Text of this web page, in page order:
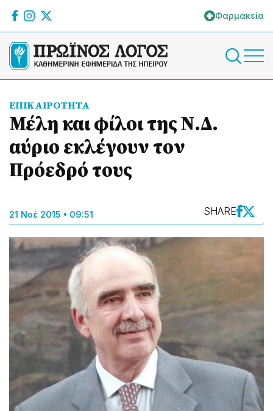
Φαρμακεία
ΕΠΙΚΑΙΡΟΤΗΤΑ
Μέλη και φίλοι της Ν.Δ.
αύριο εκλέγουν τον
Πρόεδρό τους
21 Νοέ 2015 • 09:51 SHARE